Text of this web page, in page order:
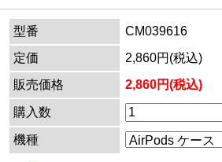
型番
CM039616
定価
2,860円(税込)
販売価格
2,860円(税込)
購入数
機種